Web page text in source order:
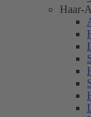
Haar-